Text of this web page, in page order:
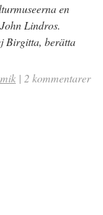
en
Lindros.
Birgitta, berätta
| 2 kommentarer